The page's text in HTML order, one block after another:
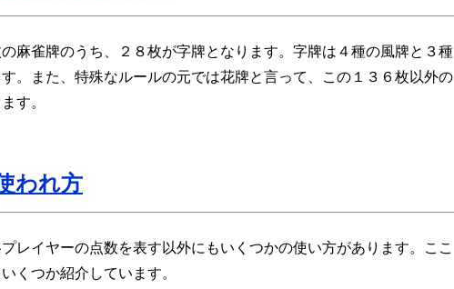
麻雀牌のうち、２８枚が字牌となります。字牌は４種の風牌と３種
。また、特殊なルールの元では花牌と言って、この１３６枚以外の
す。
われ方
レイヤーの点数を表す以外にもいくつかの使い方があります。ここ
くつか紹介しています。